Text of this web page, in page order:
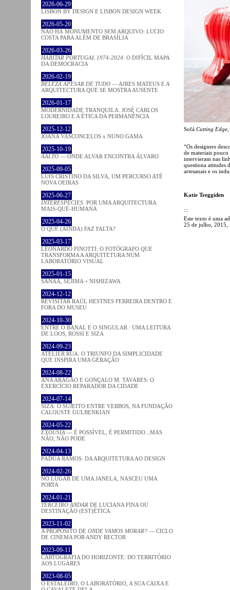
2026-06-29
LISBON BY DESIGN E LISBON DESIGN WEEK
2026-05-20
NÃO HÁ MONUMENTO SEM ARQUIVO: LUCIO
COSTA PARA ALÉM DE BRASÍLIA
2026-03-26
HABITAR PORTUGAL 1974-2024: O DIFÍCIL MAPA
DA DEMOCRACIA
2026-02-19
BELEZA APESAR DE TUDO — AIRES MATEUS E A
ARQUITECTURA QUE SE MOSTRA AUSENTE
2026-01-17
MODERNIDADE TRANQUILA. JOSÉ CARLOS
LOUREIRO E A ÉTICA DA PERMANÊNCIA
2025-12-12
JOANA VASCONCELOS x NUNO GAMA
2025-10-19
AALTO — ONDE ALVAR ENCONTRA ÁLVARO
2025-09-05
LUÍS CRISTINO DA SILVA, UM PERCURSO ATÉ
NOVA OEIRAS
2025-06-27
INTERESPECIES . POR UMA ARQUITECTURA
MAIS-QUE-HUMANA
2025-04-26
O QUE (AINDA) FAZ FALTA?
2025-03-17
LEONARDO FINOTTI: O FOTÓGRAFO QUE
TRANSFORMA A ARQUITETURA NUM
LABORATÓRIO VISUAL
2025-01-15
SANAA, SEJIMA + NISHIZAWA
2024-12-12
REVISITAR RAÚL HESTNES FERREIRA DENTRO E
FORA DO MUSEU
2024-10-30
ENTRE O BANAL E O SINGULAR : UMA LEITURA
DE LOOS, ROSSI E SIZA
2024-09-23
ATELIER RUA: O TRIUNFO DA SIMPLICIDADE
QUE INSPIRA UMA GERAÇÃO
2024-08-22
ANA ARAGÃO E GONÇALO M. TAVARES: O
EXERCÍCIO REPARADOR DA CIDADE
2024-07-14
SIZA: O SUJEITO ENTRE VERBOS, NA FUNDAÇÃO
CALOUSTE GULBENKIAN
2024-05-22
EXOUSIA — É POSSÍVEL, É PERMITIDO...MAS
NÃO, NÃO PODE
2024-04-13
PÁDUA RAMOS: DA ARQUITETURA AO DESIGN
2024-02-26
NO LUGAR DE UMA JANELA, NASCEU UMA
PORTA
2024-01-21
TERCEIRO ANDAR DE LUCIANA FINA OU
DESTINAÇÃO (EST)ÉTICA
2023-11-02
A PROPÓSITO DE ONDE VAMOS MORAR? — CICLO
DE CINEMA POR ANDY RECTOR
2023-09-11
CARTOGRAFIA DO HORIZONTE: DO TERRITÓRIO
AOS LUGARES
2023-08-05
O ESTALEIRO, O LABORATÓRIO, A SUA CAIXA E
Sofá Cutting Edge
“Os designers
de materiais
intervieram nas
questiona atitudes
artesanais e os
Katie Treggiden
:::
Este texto é uma
25 de julho, 2015,